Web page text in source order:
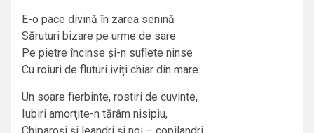
E-o pace divină în zarea senină
Săruturi bizare pe urme de sare
Pe pietre încinse și-n suflete ninse
Cu roiuri de fluturi iviți chiar din mare.
Un soare fierbinte, rostiri de cuvinte,
Iubiri amorţite-n tărâm nisipiu,